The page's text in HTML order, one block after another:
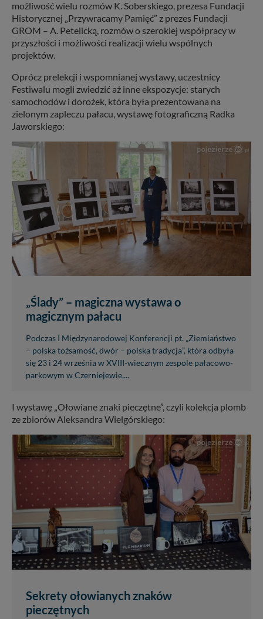
możliwość wielu rozmów K. Soberskiego, prezesa Fundacji
Historycznej „Przywracamy Pamięć” z prezes Fundacji
GROM – A. Petelicką, rozmów o szerokiej współpracy w
przyszłości i możliwości realizacji wielu wspólnych
projektów.
Oprócz prelekcji i wspomnianej wystawy, uczestnicy
Festiwalu mogli zwiedzić aż inne ekspozycje: starych
samochodów i dorożek, która była prezentowana na
zielonym zapleczu pałacu, wystawę fotograficzną Radka
Jaworskiego:
„Ślady” – magiczna wystawa o
magicznym pałacu
Podczas I Międzynarodowej Konferencji pt. „Ziemiaństwo
– polska tożsamość, dwór – polska tradycja”, która odbyła
się 23 i 24 września w XVIII-wiecznym zespole pałacowo-
parkowym w Czerniejewie,...
I wystawę „Ołowiane znaki pieczętne”, czyli kolekcja plomb
ze zbiorów Aleksandra Wielgórskiego:
Sekrety ołowianych znaków
pieczętnych